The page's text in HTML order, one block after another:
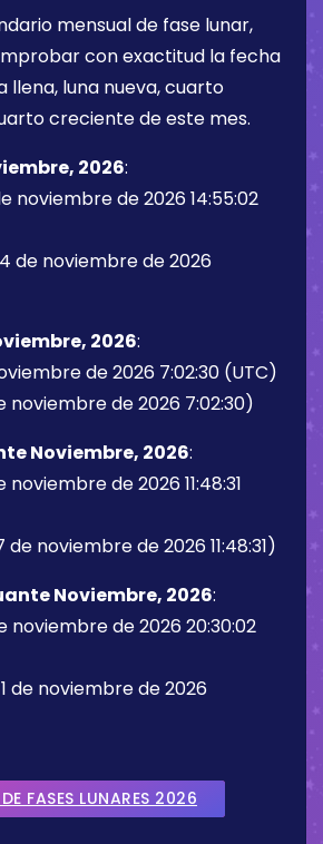
mensual de fase lunar,
con exactitud la fecha
llena, luna nueva, cuarto
creciente de este mes.
2026:
noviembre de 2026 14:55:02
de noviembre de 2026
2026:
de 2026 7:02:30 (UTC)
noviembre de 2026 7:02:30)
Noviembre, 2026:
noviembre de 2026 11:48:31
de noviembre de 2026 11:48:31)
Noviembre, 2026:
noviembre de 2026 20:30:02
de noviembre de 2026
FASES LUNARES 2026